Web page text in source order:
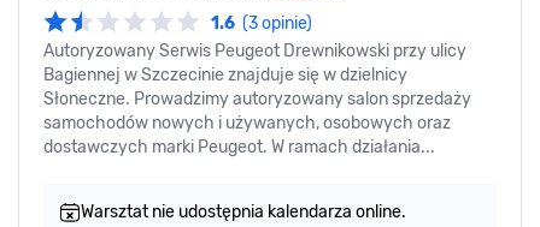
1.6 (3 opinie)
Autoryzowany Serwis Peugeot Drewnikowski przy ulicy
Bagiennej w Szczecinie znajduje się w dzielnicy
Słoneczne. Prowadzimy autoryzowany salon sprzedaży
samochodów nowych i używanych, osobowych oraz
dostawczych marki Peugeot. W ramach działania...
Warsztat nie udostępnia kalendarza online.